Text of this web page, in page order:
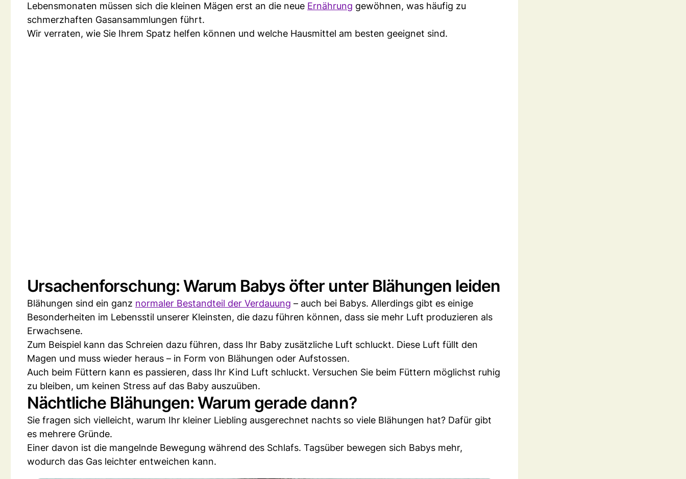
Lebensmonaten müssen sich die kleinen Mägen erst an die neue Ernährung gewöhnen, was häufig zu
schmerzhaften Gasansammlungen führt.
Wir verraten, wie Sie Ihrem Spatz helfen können und welche Hausmittel am besten geeignet sind.
Ursachenforschung: Warum Babys öfter unter Blähungen leiden
Blähungen sind ein ganz normaler Bestandteil der Verdauung – auch bei Babys. Allerdings gibt es einige
Besonderheiten im Lebensstil unserer Kleinsten, die dazu führen können, dass sie mehr Luft produzieren als
Erwachsene.
Zum Beispiel kann das Schreien dazu führen, dass Ihr Baby zusätzliche Luft schluckt. Diese Luft füllt den
Magen und muss wieder heraus – in Form von Blähungen oder Aufstossen.
Auch beim Füttern kann es passieren, dass Ihr Kind Luft schluckt. Versuchen Sie beim Füttern möglichst ruhig
zu bleiben, um keinen Stress auf das Baby auszuüben.
Nächtliche Blähungen: Warum gerade dann?
Sie fragen sich vielleicht, warum Ihr kleiner Liebling ausgerechnet nachts so viele Blähungen hat? Dafür gibt
es mehrere Gründe.
Einer davon ist die mangelnde Bewegung während des Schlafs. Tagsüber bewegen sich Babys mehr,
wodurch das Gas leichter entweichen kann.